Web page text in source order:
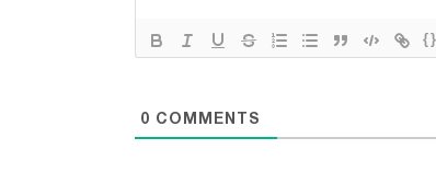
{}
0 COMMENTS